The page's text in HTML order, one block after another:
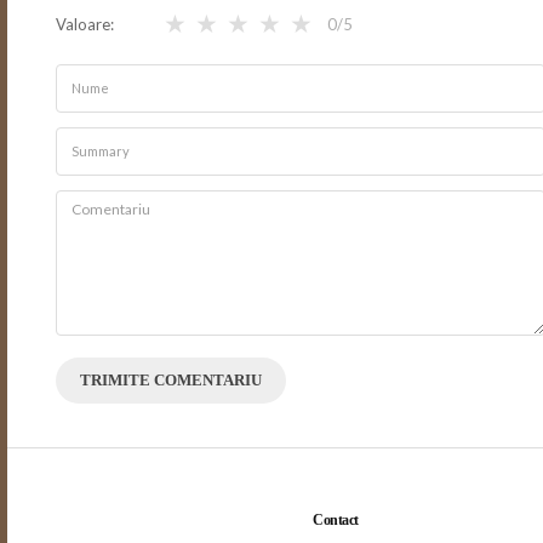
Valoare ★ ★ ★ ★ ★ 0/5
TRIMITE COMENTARIU
Contact